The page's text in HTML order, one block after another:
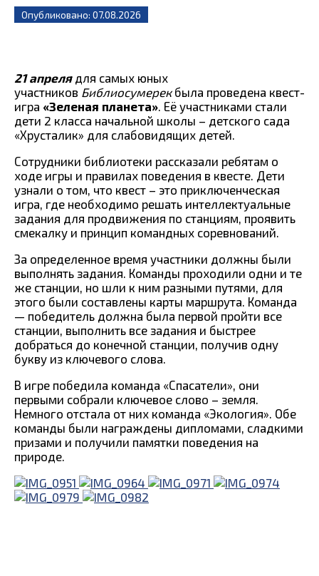
Опубликовано: 07.08.2026
21 апрелядля самых юных
участников Библиосумерекбыла проведена квест-
игра «Зеленая планета». Её участниками стали
дети 2 класса начальной школы – детского сада
«Хрусталик» для слабовидящих детей.
Сотрудники библиотеки рассказали ребятам о
ходе игры и правилах поведения в квесте. Дети
узнали о том, что квест – это приключенческая
игра, где необходимо решать интеллектуальные
задания для продвижения по станциям, проявить
смекалку и принцип командных соревнований.
За определенное время участники должны были
выполнять задания. Команды проходили одни и те
же станции, но шли к ним разными путями, для
этого были составлены карты маршрута. Команда
— победитель должна была первой пройти все
станции, выполнить все задания и быстрее
добраться до конечной станции, получив одну
букву из ключевого слова.
В игре победила команда «Спасатели», они
первыми собрали ключевое слово – земля.
Немного отстала от них команда «Экология». Обе
команды были награждены дипломами, сладкими
призами и получили памятки поведения на
природе.